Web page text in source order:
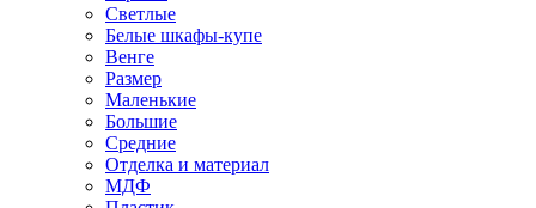
Светлые
Белые шкафы-купе
Венге
Размер
Маленькие
Большие
Средние
Отделка и материал
МДФ